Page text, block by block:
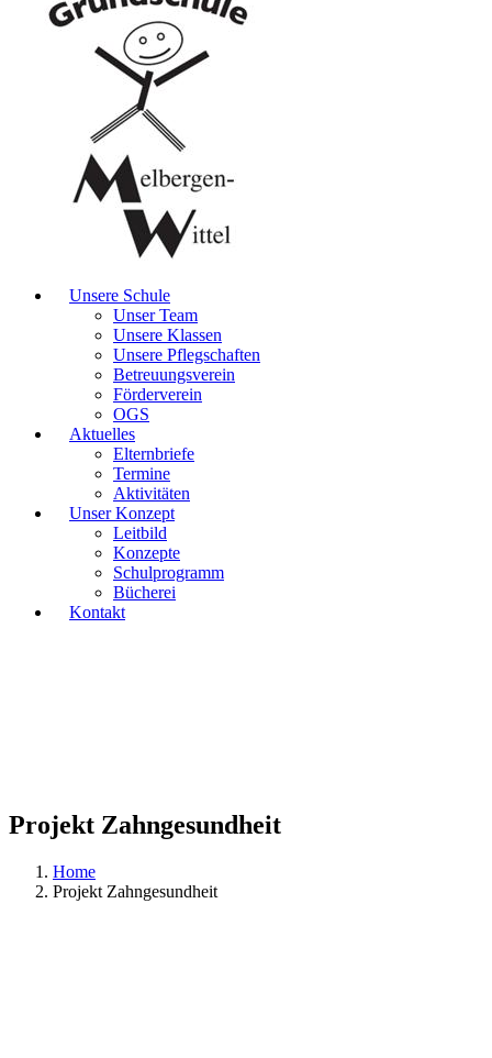
Unsere Schule
Unser Team
Unsere Klassen
Unsere Pflegschaften
Betreuungsverein
Förderverein
OGS
Aktuelles
Elternbriefe
Termine
Aktivitäten
Unser Konzept
Leitbild
Konzepte
Schulprogramm
Bücherei
Kontakt
Projekt Zahngesundheit
Home
Projekt Zahngesundheit